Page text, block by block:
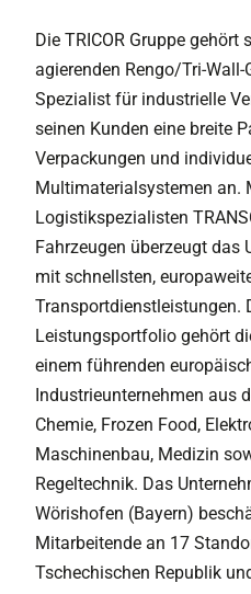
Die TRICOR Gruppe gehört
agierenden Rengo/Tri-
Spezialist für industrielle
seinen Kunden eine breite
Verpackungen und
Multimaterialsystemen an.
Logistikspezialisten
Fahrzeugen überzeugt das
mit schnellsten,
Transportdienstleistungen.
Leistungsportfolio gehört
einem führenden
Industrieunternehmen aus
Chemie, Frozen Food,
Maschinenbau, Medizin
Regeltechnik. Das
Wörishofen (Bayern)
Mitarbeitende an 17
Tschechischen Republik